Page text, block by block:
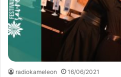
radiokameleon 16/06/2021